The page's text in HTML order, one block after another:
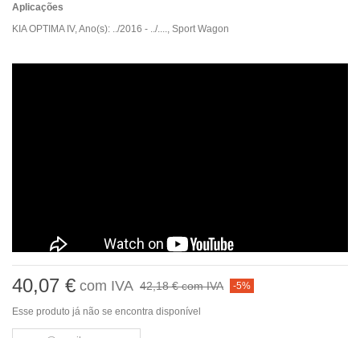
Aplicações
KIA OPTIMA IV, Ano(s): ../2016 - ../...., Sport Wagon
40,07 € com IVA 42,18 €com IVA -5%
Esse produto já não se encontra disponível